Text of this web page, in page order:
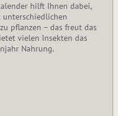
hilft Ihnen dabei,
unterschiedlichen
pflanzen – das freut das
vielen Insekten das
Nahrung.